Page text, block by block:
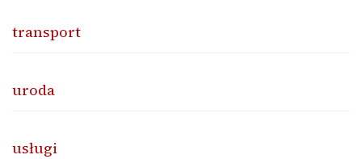
transport
uroda
usługi